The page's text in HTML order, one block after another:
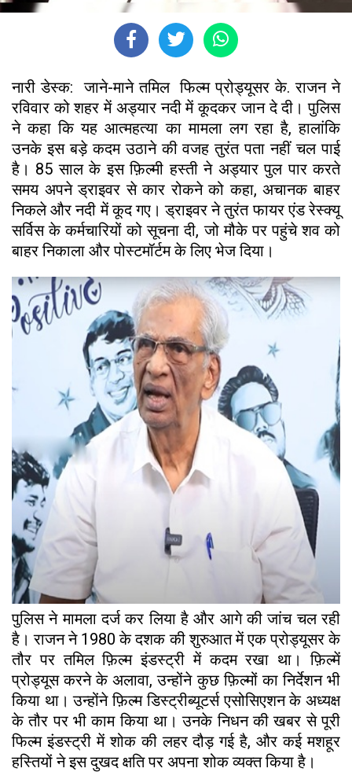
नारी डेस्क: जाने-माने तमिल फिल्म प्रोड्यूसर के. राजन ने
रविवार को शहर में अड्यार नदी में कूदकर जान दे दी। पुलिस
ने कहा कि यह आत्महत्या का मामला लग रहा है, हालांकि
उनके इस बड़े कदम उठाने की वजह तुरंत पता नहीं चल पाई
है। 85 साल के इस फ़िल्मी हस्ती ने अड्यार पुल पार करते
समय अपने ड्राइवर से कार रोकने को कहा, अचानक बाहर
निकले और नदी में कूद गए। ड्राइवर ने तुरंत फायर एंड रेस्क्यू
सर्विस के कर्मचारियों को सूचना दी, जो मौके पर पहुंचे शव को
बाहर निकाला और पोस्टमॉर्टम के लिए भेज दिया।
पुलिस ने मामला दर्ज कर लिया है और आगे की जांच चल रही
है। राजन ने 1980 के दशक की शुरुआत में एक प्रोड्यूसर के
तौर पर तमिल फ़िल्म इंडस्ट्री में कदम रखा था। फ़िल्में
प्रोड्यूस करने के अलावा, उन्होंने कुछ फ़िल्मों का निर्देशन भी
किया था। उन्होंने फ़िल्म डिस्ट्रीब्यूटर्स एसोसिएशन के अध्यक्ष
के तौर पर भी काम किया था। उनके निधन की खबर से पूरी
फिल्म इंडस्ट्री में शोक की लहर दौड़ गई है, और कई मशहूर
हस्तियों ने इस दुखद क्षति पर अपना शोक व्यक्त किया है।